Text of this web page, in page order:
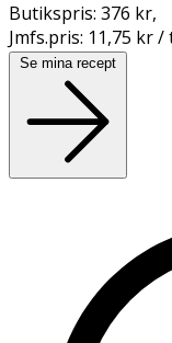
Butikspris: 376 kr,
Jmfs.pris: 11,75 kr
Se mina recept